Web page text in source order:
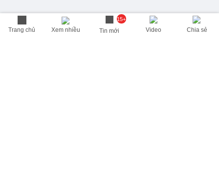
Trang chủ Xem nhiều
15+
Tin mới Video Chia sẻ